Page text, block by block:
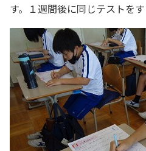
す。１週間後に同じテストを